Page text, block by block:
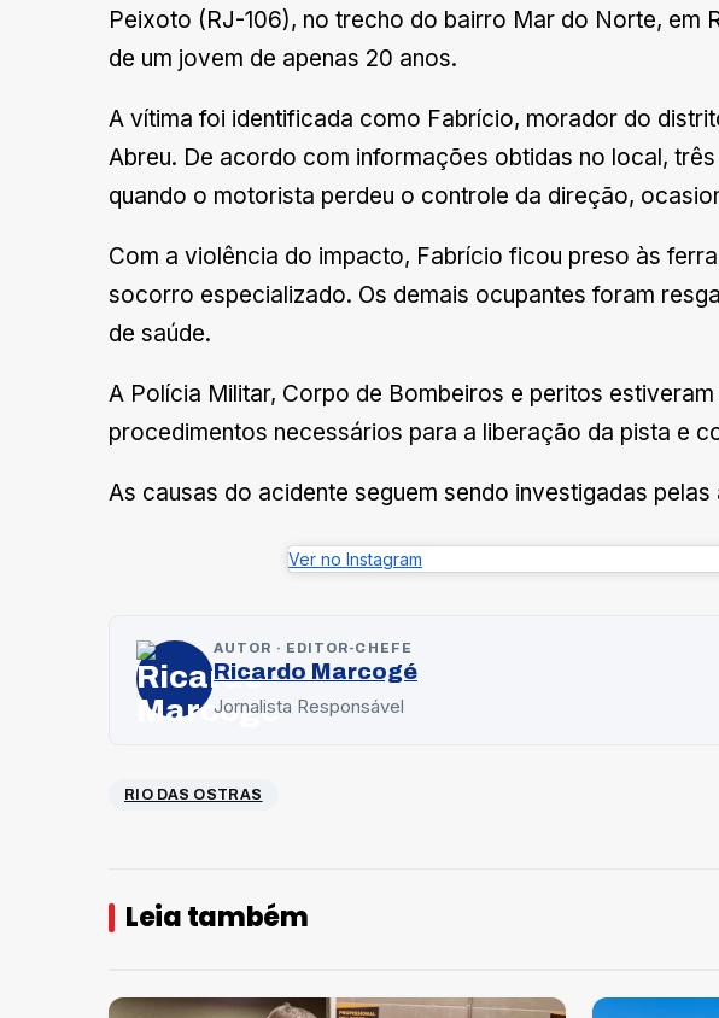
Peixoto (RJ-106), no trecho do bairro Mar do Norte, em
de um jovem de apenas 20 anos.
A vítima foi identificada como Fabrício, morador do
Abreu. De acordo com informações obtidas no local,
quando o motorista perdeu o controle da direção,
Com a violência do impacto, Fabrício ficou preso às
socorro especializado. Os demais ocupantes foram
de saúde.
A Polícia Militar, Corpo de Bombeiros e peritos
procedimentos necessários para a liberação da pista e
As causas do acidente seguem sendo investigadas
Ver no Instagram
AUTOR · EDITOR-CHEFE
Ricardo Marcogé
Jornalista Responsável
RIO DAS OSTRAS
Leia também